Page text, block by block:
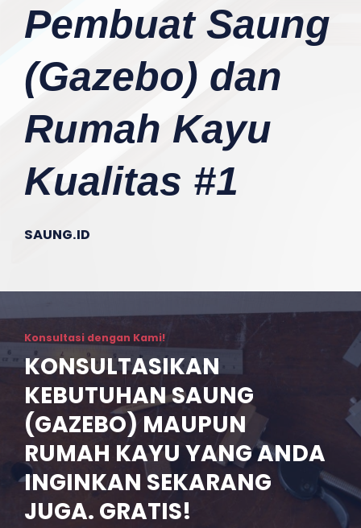
Pembuat Saung
(Gazebo) dan
Rumah Kayu
Kualitas #1
SAUNG.ID
Konsultasi dengan Kami!
KONSULTASIKAN
KEBUTUHAN SAUNG
(GAZEBO) MAUPUN
RUMAH KAYU YANG ANDA
INGINKAN SEKARANG
JUGA. GRATIS!